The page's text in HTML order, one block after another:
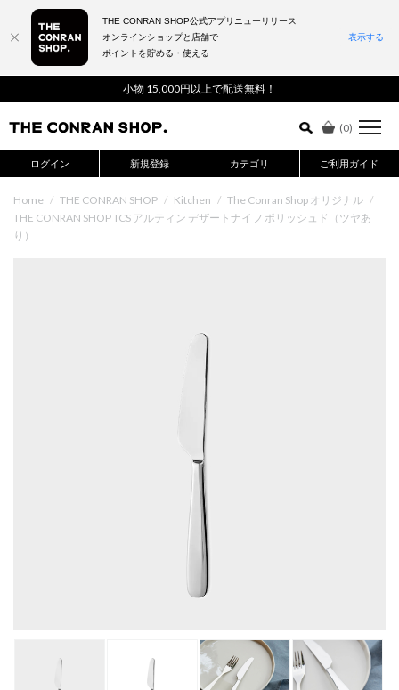
小物 15,000円以上で配送無料！
(0)
ログイン 新規登録 カテゴリ ご利用ガイド
詳細検索はこちら
Home / THE CONRAN SHOP / Kitchen / The Conran Shop オリジナル /
THE CONRAN SHOP TCS アルティン デザートナイフ ポリッシュド（ツヤあ
り）
THE CONRAN SHOP公式アプリニューリリース
オンラインショップと店舗で
ポイントを貯める・使える
表示する